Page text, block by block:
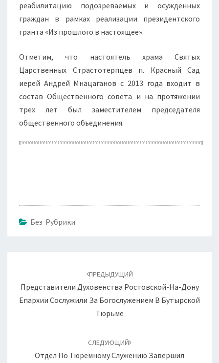
реабилитацию подозреваемых и осужденных
граждан в рамках реализации президентского
гранта «Из прошлого в настоящее».
Отметим, что настоятель храма Святых
Царственных Страстотерпцев п. Красный Сад
иерей Андрей Мнацаганов с 2013 года входит в
состав Общественного совета и на протяжении
трех лет был заместителем председателя
общественного объединения.
Без Рубрики
записям
ПРЕДЫДУЩИЙ
Представители Духовенства Ростовской-На-Дону
Епархии Сослужили За Богослужением В Бутырской
Тюрьме
СЛЕДУЮЩИЙ
Отдел По Тюремному Служению Завершил